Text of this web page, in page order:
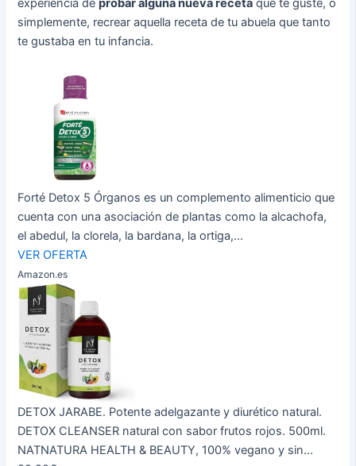
experiencia deprobar alguna nueva receta que te guste, o
simplemente, recrear aquella receta de tu abuela que tanto
te gustaba en tu infancia.
Forté Detox 5 Órganos es un complemento alimenticio que
cuenta con una asociación de plantas como la alcachofa,
el abedul, la clorela, la bardana, la ortiga,...
VER OFERTA
Amazon.es
DETOX JARABE. Potente adelgazante y diurético natural.
DETOX CLEANSER natural con sabor frutos rojos. 500ml.
NATNATURA HEALTH & BEAUTY, 100% vegano y sin...